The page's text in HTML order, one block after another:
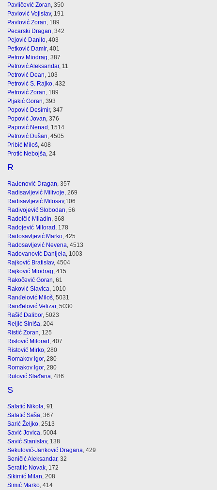
Pavličević Zoran, 350
Pavlović Vojislav, 191
Pavlović Zoran, 189
Pecarski Dragan, 342
Pejović Danilo, 403
Petković Damir, 401
Petrov Miodrag, 387
Petrović Aleksandar, 11
Petrović Dean, 103
Petrović S. Rajko, 432
Petrović Zoran, 189
Pljakić Goran, 393
Popović Desimir, 347
Popović Jovan, 376
Papović Nenad , 1514
Petrović Dušan, 4505
Pribić Miloš, 408
Protić Nebojša, 24
R
Rađenović Dragan, 357
Radisavljević Milivoje, 269
Radisavljević Milosav,106
Radivojević Slobodan, 56
Radoičić Miladin, 368
Radojević Milorad , 178
Radosavljević Marko, 425
Radosavljević Nevena, 4513
Radovanović Danijela, 1003
Rajković Bratislav, 4504
Rajković Miodrag, 415
Rakočević Goran, 61
Raković Slavica, 1010
Ranđelović Miloš, 5031
Ranđelović Velizar, 5030
Rašić Dalibor, 5023
Reljić Siniša, 204
Ristić Zoran, 125
Ristović Milorad , 407
Ristović Mirko, 280
Romakov Igor, 280
Romakov Igor, 280
Rutović Slađana, 486
S
Salatić Nikola, 91
Salatić Saša, 367
Sarić Željko, 2513
Savić Jovica, 5004
Savić Stanislav, 138
Sekulović-Janković Dragana, 429
Seničić Aleksandar, 32
Seratlić Novak, 172
Sikimić Milan, 208
Simić Marko, 414